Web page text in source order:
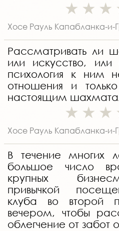
Хосе Рауль Капабланка-и-
Рассматривать ли
или искусство,
психология к ним
отношения и
настоящим
Хосе Рауль Капабланка-и-
В течение многих
большое число
крупных
привычкой
клуба во второй
вечером, чтобы
облегчение от забот